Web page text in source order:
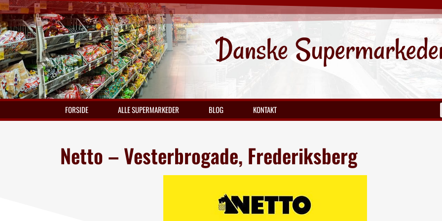
Danske
FORSIDE ALLE SUPERMARKEDER BLOG KONTAKT
Netto – Vesterbrogade, Frederiksberg